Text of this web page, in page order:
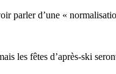
parler d’une «
les fêtes d’après-ski